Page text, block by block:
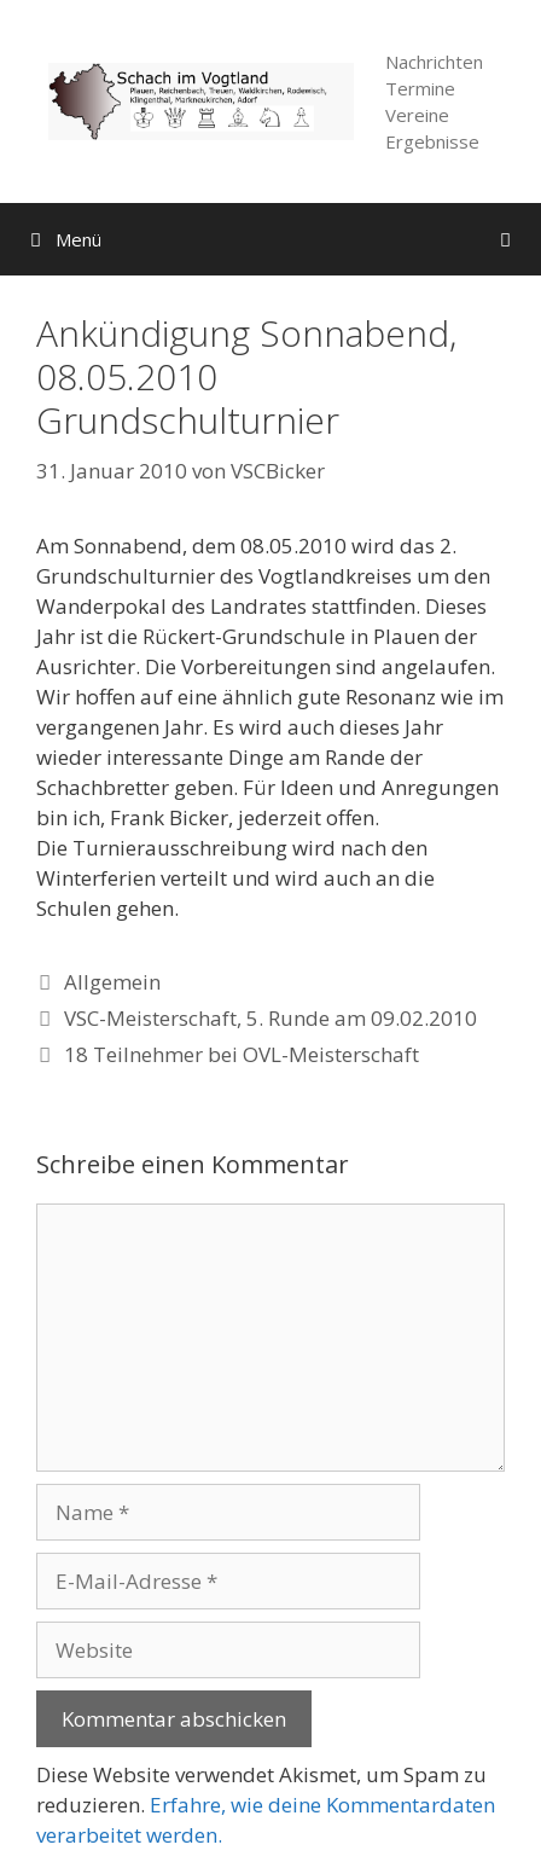
springen
Nachrichten
Termine
Vereine
Ergebnisse
Menü
Ankündigung Sonnabend,
08.05.2010
Grundschulturnier
31. Januar 2010 von VSCBicker
Am Sonnabend, dem 08.05.2010 wird das 2.
Grundschulturnier des Vogtlandkreises um den
Wanderpokal des Landrates stattfinden. Dieses
Jahr ist die Rückert-Grundschule in Plauen der
Ausrichter. Die Vorbereitungen sind angelaufen.
Wir hoffen auf eine ähnlich gute Resonanz wie im
vergangenen Jahr. Es wird auch dieses Jahr
wieder interessante Dinge am Rande der
Schachbretter geben. Für Ideen und Anregungen
bin ich, Frank Bicker, jederzeit offen.
Die Turnierausschreibung wird nach den
Winterferien verteilt und wird auch an die
Schulen gehen.
Kategorien
Allgemein
VSC-Meisterschaft, 5. Runde am 09.02.2010
18 Teilnehmer bei OVL-Meisterschaft
Schreibe einen Kommentar
Mail-
Adresse
Diese Website verwendet Akismet, um Spam zu
reduzieren. Erfahre, wie deine Kommentardaten
verarbeitet werden.